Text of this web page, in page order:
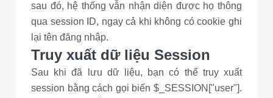
sau đó, hệ thống vẫn nhận diện được họ thông
qua session ID, ngay cả khi không có cookie ghi
lại tên đăng nhập.
Truy xuất dữ liệu Session
Sau khi đã lưu dữ liệu, bạn có thể truy xuất
session bằng cách gọi biến $_SESSION["user"].